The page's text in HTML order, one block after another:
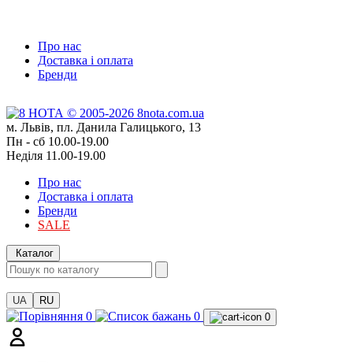
Про нас
Доставка і оплата
Бренди
м. Львів, пл. Данила Галицького, 13
Пн - сб 10.00-19.00
Неділя 11.00-19.00
Про нас
Доставка і оплата
Бренди
SALE
Каталог
UA RU
0 0 0